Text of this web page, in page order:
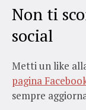
Non ti
social
Metti un like
pagina
sempre